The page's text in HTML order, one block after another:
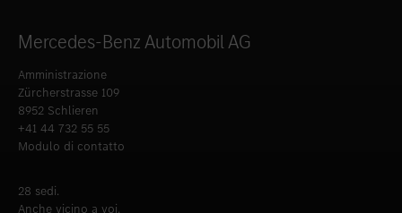
Mercedes-Benz Automobil AG
Amministrazione
Zürcherstrasse 109
8952 Schlieren
+41 44 732 55 55
Modulo di contatto
28 sedi.
Anche vicino a voi.